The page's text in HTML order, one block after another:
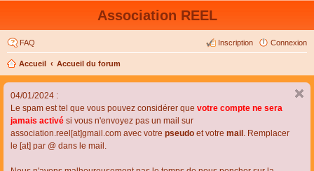
Association REEL
FAQ Connexion
Inscription
Accueil Accueil du forum
04/01/2024 :
Le spam est tel que vous pouvez considérer que votre compte ne sera
jamais activé si vous n'envoyez pas un mail sur
association.reel[at]gmail.com avec votre pseudo et votre mail . Remplacer
le [at] par @ dans le mail.